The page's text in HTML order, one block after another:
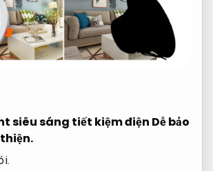
siêu sáng tiết kiệm điện Dễ bảo